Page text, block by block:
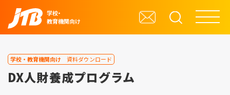
学校・
教育機関向け
学校・教育機関向け 資料ダウンロード
DX人財養成プログラム